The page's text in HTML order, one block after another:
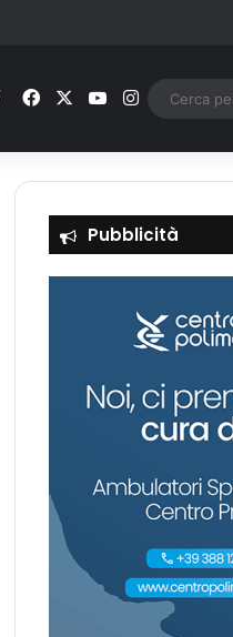
Facebook You TubeInstagram
Pubblicità